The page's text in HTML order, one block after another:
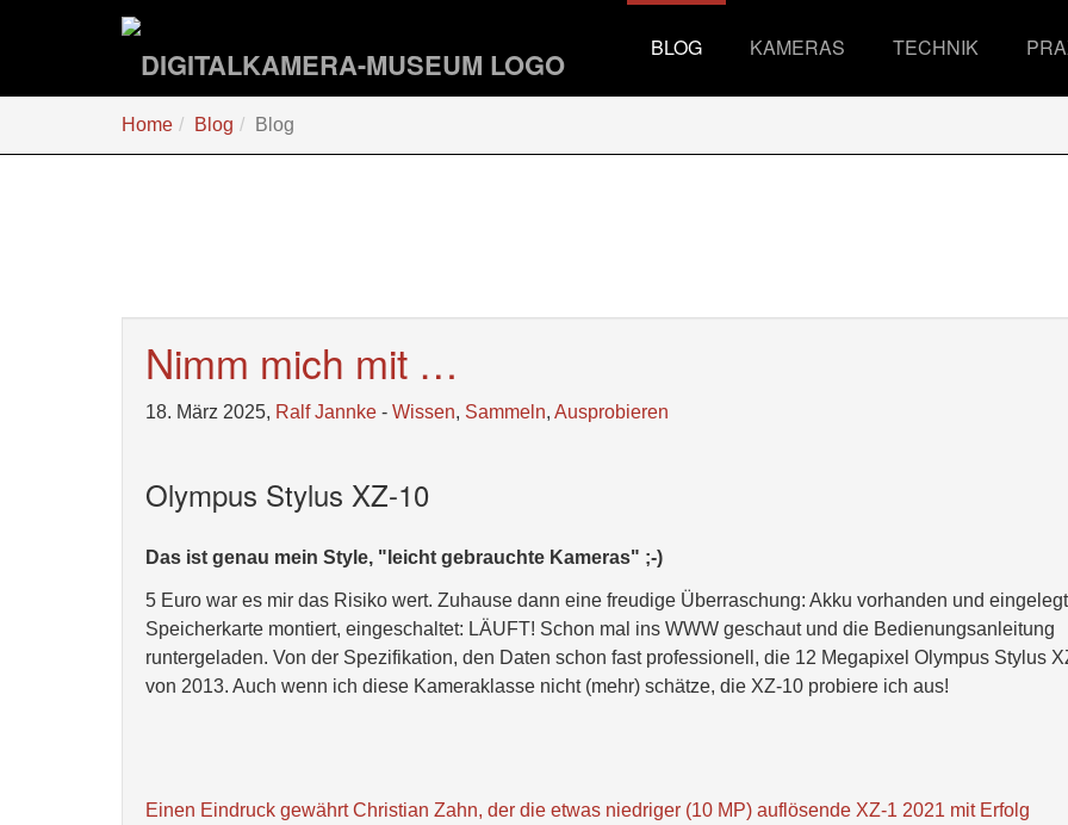
BLOG KAMERAS TECHNIK
sind
Home Blog Blog
Nimm mich mit …
18. März 2025, Ralf Jannke - Wissen, Sammeln, Ausprobieren
Olympus Stylus XZ-10
Das ist genau mein Style, "leicht gebrauchte Kameras" ;-)
5 Euro war es mir das Risiko wert. Zuhause dann eine freudige Überraschung: Akku vorhanden und
Speicherkarte montiert, eingeschaltet: LÄUFT! Schon mal ins WWW geschaut und die Bedienungsanleitung
runtergeladen. Von der Spezifikation, den Daten schon fast professionell, die 12 Megapixel Olympus Stylus
von 2013. Auch wenn ich diese Kameraklasse nicht (mehr) schätze, die XZ-10 probiere ich aus!
Einen Eindruck gewährt Christian Zahn, der die etwas niedriger (10 MP) auflösende XZ-1 2021 mit Erfolg